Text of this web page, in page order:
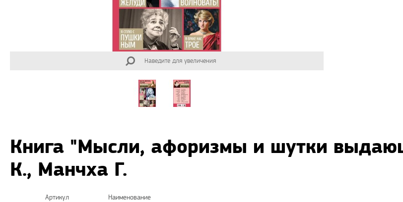
Наведите для увеличения
Книга "Мысли, афоризмы и шутки
К., Манчха Г.
Артикул Наименование